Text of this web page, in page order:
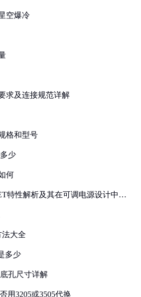
空爆冷
求及连接规范详解
格和型号
少
何
特性解析及其在可调电源设计中的
法大全
多少
孔尺寸详解
用3205或3505代换